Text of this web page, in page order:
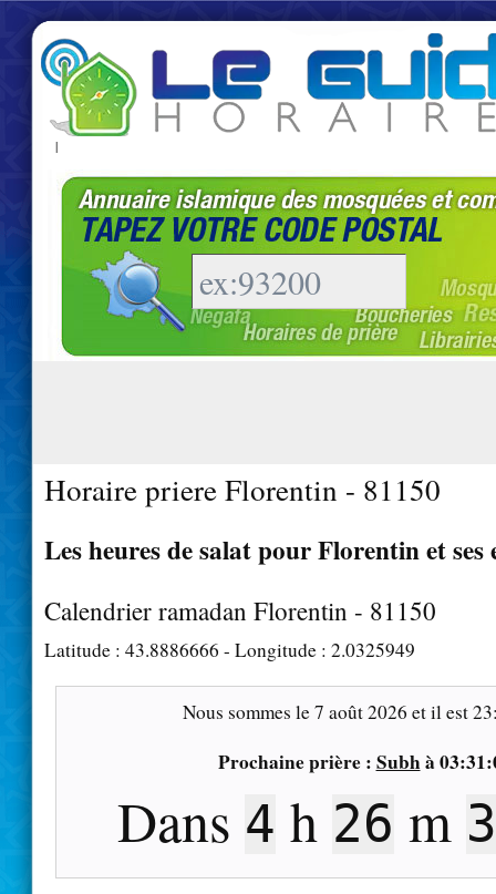
|
Horaire priere Florentin - 81150
Les heures de salat pour Florentin et ses
Calendrier ramadan Florentin - 81150
Latitude : 43.8886666 - Longitude : 2.0325949
Nous sommes le7 août 2026 et il est
Prochaine prière : Subhà
Dans 4 h 26 m